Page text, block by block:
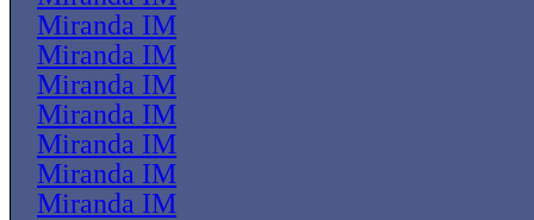
Miranda IM
Miranda IM
Miranda IM
Miranda IM
Miranda IM
Miranda IM
Miranda IM